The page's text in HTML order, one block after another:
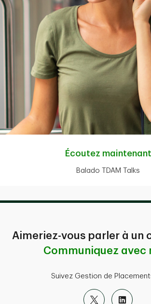
Écoutez maintenant
Balado TDAM Talks
Aimeriez-vous parler à un
Communiquez avec
Suivez Gestion de